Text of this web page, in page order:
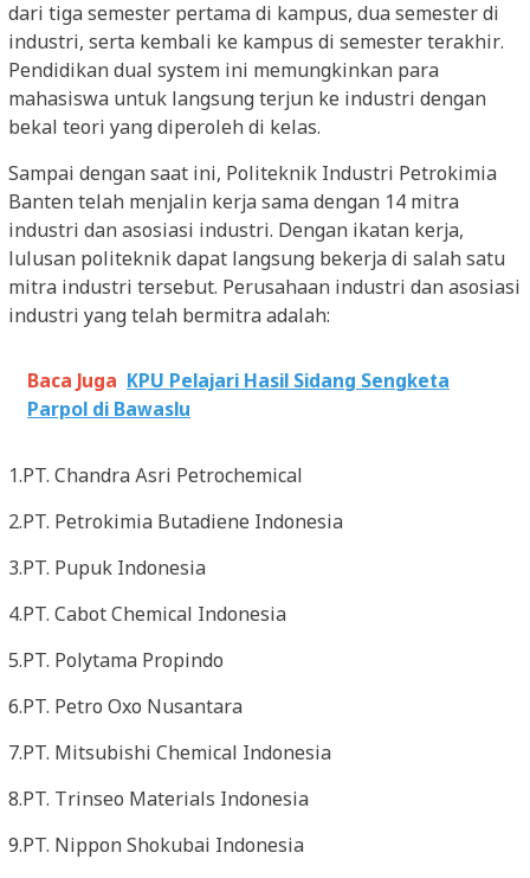
dari tiga semester pertama di kampus, dua semester di
industri, serta kembali ke kampus di semester terakhir.
Pendidikan dual system ini memungkinkan para
mahasiswa untuk langsung terjun ke industri dengan
bekal teori yang diperoleh di kelas.
Sampai dengan saat ini, Politeknik Industri Petrokimia
Banten telah menjalin kerja sama dengan 14 mitra
industri dan asosiasi industri. Dengan ikatan kerja,
lulusan politeknik dapat langsung bekerja di salah satu
mitra industri tersebut. Perusahaan industri dan asosiasi
industri yang telah bermitra adalah:
Baca Juga KPU Pelajari Hasil Sidang Sengketa
Parpol di Bawaslu
1.PT. Chandra Asri Petrochemical
2.PT. Petrokimia Butadiene Indonesia
3.PT. Pupuk Indonesia
4.PT. Cabot Chemical Indonesia
5.PT. Polytama Propindo
6.PT. Petro Oxo Nusantara
7.PT. Mitsubishi Chemical Indonesia
8.PT. Trinseo Materials Indonesia
9.PT. Nippon Shokubai Indonesia